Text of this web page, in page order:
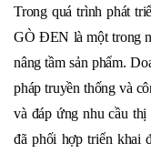
Trong quá trình phát
GÒ ĐEN là một trong
nâng tầm sản phẩm.
pháp truyền thống và
và đáp ứng nhu cầu
đã phối hợp triển khai